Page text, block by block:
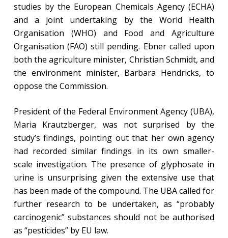
studies by the European Chemicals Agency (ECHA)
and a joint undertaking by the World Health
Organisation (WHO) and Food and Agriculture
Organisation (FAO) still pending. Ebner called upon
both the agriculture minister, Christian Schmidt, and
the environment minister, Barbara Hendricks, to
oppose the Commission.
President of the Federal Environment Agency (UBA),
Maria Krautzberger, was not surprised by the
study’s findings, pointing out that her own agency
had recorded similar findings in its own smaller-
scale investigation. The presence of glyphosate in
urine is unsurprising given the extensive use that
has been made of the compound. The UBA called for
further research to be undertaken, as “probably
carcinogenic” substances should not be authorised
as “pesticides” by EU law.